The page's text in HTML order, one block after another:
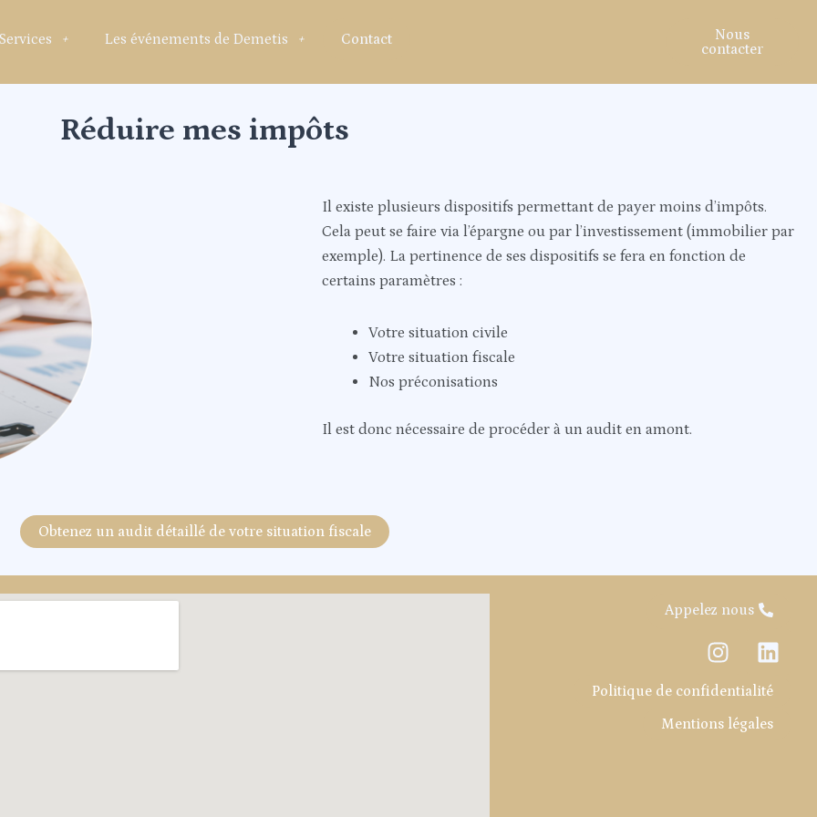
Services Les événements de Demetis Contact
Nous
contacter
Réduire mes impôts
Il existe plusieurs dispositifs permettant de payer moins d’impôts.
Cela peut se faire via l’épargne ou par l’investissement (immobilier par
exemple). La pertinence de ses dispositifs se fera en fonction de
certains paramètres :
Votre situation civile
Votre situation fiscale
Nos préconisations
Il est donc nécessaire de procéder à un audit en amont.
Obtenez un audit détaillé de votre situation fiscale
Appelez nous
I
n
s
a
L
i
n
e
Politique de confidentialité
Mentions légales